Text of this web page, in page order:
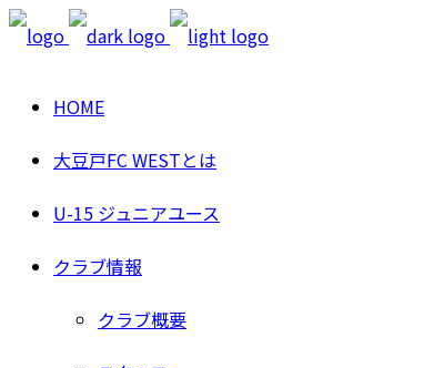
HOME
大豆戸FC WESTとは
U-15 ジュニアユース
クラブ情報
クラブ概要